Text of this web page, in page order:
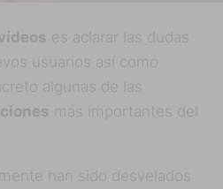
es aclarar las dudas
usuarios así como
algunas de las
más importantes del
han sido desvelados